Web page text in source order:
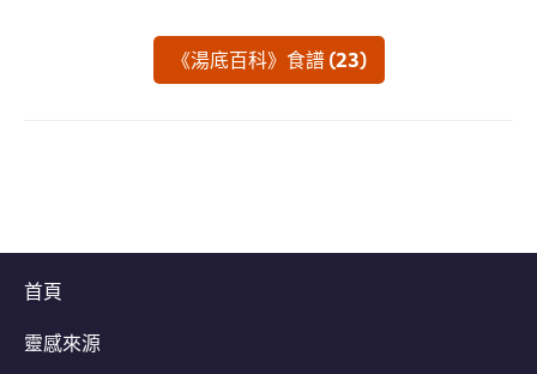
recipe
提
交
《湯底百科》食譜 (23)
首頁
靈感來源